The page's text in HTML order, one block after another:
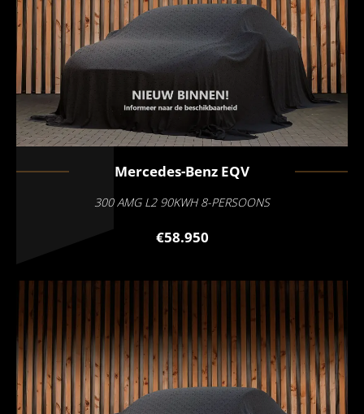
Mercedes-Benz EQV
300 AMG L2 90KWH 8-PERSOONS
€58.950